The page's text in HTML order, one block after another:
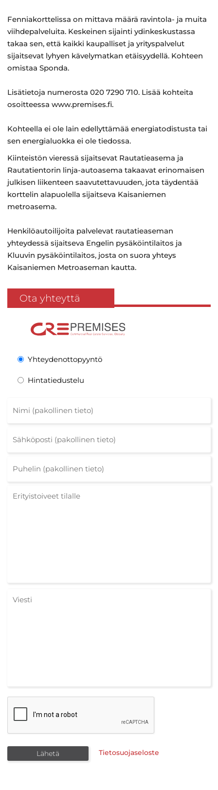
Fenniakorttelissa on mittava määrä ravintola- ja muita
viihdepalveluita. Keskeinen sijainti ydinkeskustassa
takaa sen, että kaikki kaupalliset ja yrityspalvelut
sijaitsevat lyhyen kävelymatkan etäisyydellä. Kohteen
omistaa Sponda.
Lisätietoja numerosta 020 7290 710. Lisää kohteita
osoitteessa www.premises.fi.
Kohteella ei ole lain edellyttämää energiatodistusta tai
sen energialuokka ei ole tiedossa.
Kiinteistön vieressä sijaitsevat Rautatieasema ja
Rautatientorin linja-autoasema takaavat erinomaisen
julkisen liikenteen saavutettavuuden, jota täydentää
korttelin alapuolella sijaitseva Kaisaniemen
metroasema.
Henkilöautoilijoita palvelevat rautatieaseman
yhteydessä sijaitseva Engelin pysäköintilaitos ja
Kluuvin pysäköintilaitos, josta on suora yhteys
Kaisaniemen Metroaseman kautta.
Ota yhteyttä
Yhteydenottopyyntö
Hintatiedustelu
Tietosuojaseloste